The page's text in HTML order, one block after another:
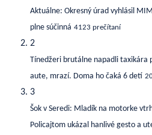
Aktuálne: Okresný úrad vyhlásil
plne súčinná 4123 prečítaní
2
Tínedžeri brutálne napadli taxikára
aute, mrazí. Doma ho čaká 6 detí
3
Šok v Seredi: Mladík na motorke
Policajtom ukázal hanlivé gesto a